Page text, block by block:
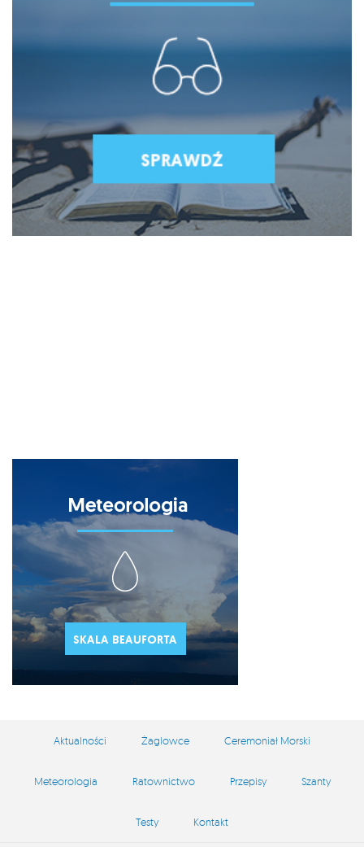
Aktualności Żaglowce Ceremoniał Morski
Meteorologia Ratownictwo Przepisy Szanty
Testy Kontakt